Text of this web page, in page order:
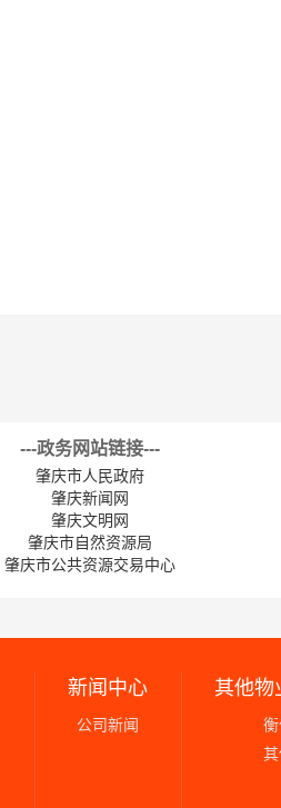
---政务网站链接---
肇庆市人民政府
肇庆新闻网
肇庆文明网
肇庆市自然资源局
肇庆市公共资源交易中心
新闻中心
公司新闻
其他物